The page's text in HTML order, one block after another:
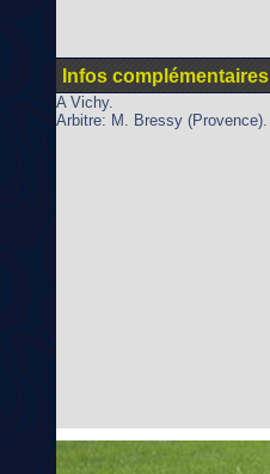
Infos complémentaires
A Vichy.
Arbitre: M. Bressy (Provence).